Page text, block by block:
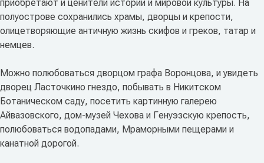
приобретают и ценители истории и мировой культуры. На
полуострове сохранились храмы, дворцы и крепости,
олицетворяющие античную жизнь скифов и греков, татар и
немцев.
Можно полюбоваться дворцом графа Воронцова, и увидеть
дворец Ласточкино гнездо, побывать в Никитском
Ботаническом саду, посетить картинную галерею
Айвазовского, дом-музей Чехова и Генуэзскую крепость,
полюбоваться водопадами, Мраморными пещерами и
канатной дорогой.